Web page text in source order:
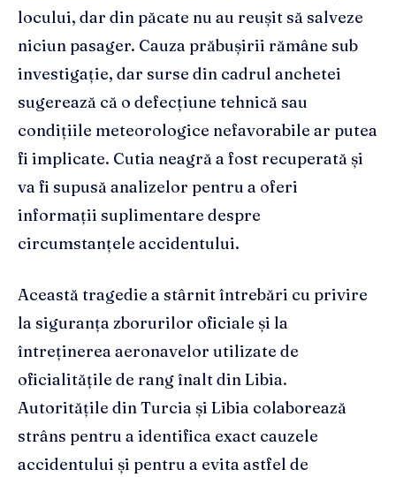
locului, dar din păcate nu au reușit să salveze
niciun pasager. Cauza prăbușirii rămâne sub
investigație, dar surse din cadrul anchetei
sugerează că o defecțiune tehnică sau
condițiile meteorologice nefavorabile ar putea
fi implicate. Cutia neagră a fost recuperată și
va fi supusă analizelor pentru a oferi
informații suplimentare despre
circumstanțele accidentului.
Această tragedie a stârnit întrebări cu privire
la siguranța zborurilor oficiale și la
întreținerea aeronavelor utilizate de
oficialitățile de rang înalt din Libia.
Autoritățile din Turcia și Libia colaborează
strâns pentru a identifica exact cauzele
accidentului și pentru a evita astfel de